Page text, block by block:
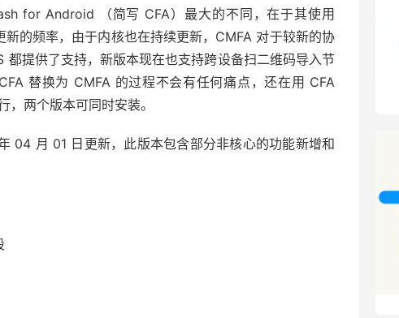
for Android （简写 CFA）最大的不同，在于其使用
的频率，由于内核也在持续更新，CMFA 对于较新的协
提供了支持，新版本现在也支持跨设备扫二维码导入节
替换为 CMFA 的过程不会有任何痛点，还在用 CFA
两个版本可同时安装。
04 月 01 日更新，此版本包含部分非核心的功能新增和